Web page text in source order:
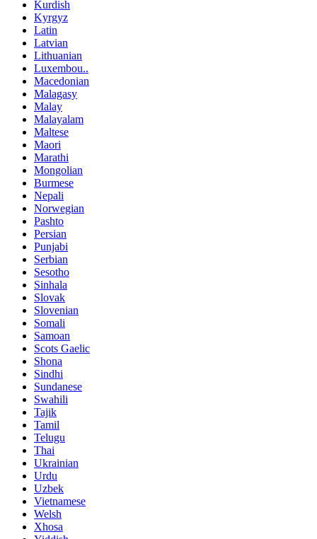
Kurdish
Kyrgyz
Latin
Latvian
Lithuanian
Luxembou..
Macedonian
Malagasy
Malay
Malayalam
Maltese
Maori
Marathi
Mongolian
Burmese
Nepali
Norwegian
Pashto
Persian
Punjabi
Serbian
Sesotho
Sinhala
Slovak
Slovenian
Somali
Samoan
Scots Gaelic
Shona
Sindhi
Sundanese
Swahili
Tajik
Tamil
Telugu
Thai
Ukrainian
Urdu
Uzbek
Vietnamese
Welsh
Xhosa